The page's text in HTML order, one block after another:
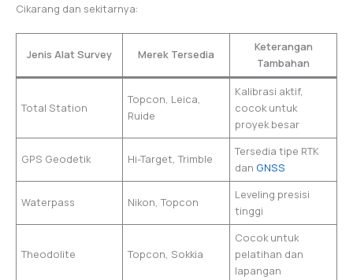
Cikarang dan sekitarnya:
Jenis Alat Survey Merek Tersedia
Keterangan
Tambahan
Total Station
Topcon, Leica,
Ruide
Kalibrasi aktif,
cocok untuk
proyek besar
GPS Geodetik Hi-Target, Trimble
Tersedia tipe RTK
dan GNSS
Waterpass Nikon, Topcon
Leveling presisi
tinggi
Theodolite Topcon, Sokkia
Cocok untuk
pelatihan dan
lapangan